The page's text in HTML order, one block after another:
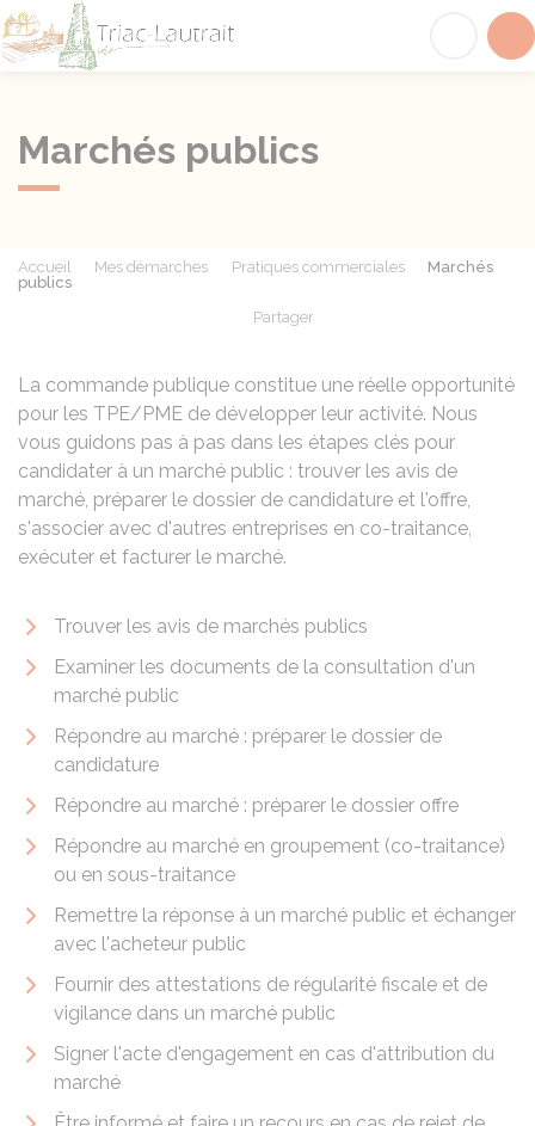
Marchés publics
Accueil Mes démarches Pratiques commerciales
Marchés
publics
Partager
La commande publique constitue une réelle opportunité
pour les TPE/PME de développer leur activité. Nous
vous guidons pas à pas dans les étapes clés pour
candidater à un marché public : trouver les avis de
marché, préparer le dossier de candidature et l'offre,
s'associer avec d'autres entreprises en co-traitance,
exécuter et facturer le marché.
Trouver les avis de marchés publics
Examiner les documents de la consultation d'un
marché public
Répondre au marché : préparer le dossier de
candidature
Répondre au marché : préparer le dossier offre
Répondre au marché en groupement (co-traitance)
ou en sous-traitance
Remettre la réponse à un marché public et échanger
avec l'acheteur public
Fournir des attestations de régularité fiscale et de
vigilance dans un marché public
Signer l'acte d'engagement en cas d'attribution du
marché